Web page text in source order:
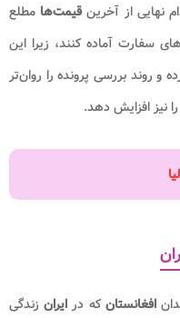
نهایی از آخرینقیمت‌ها مطلع
سفارت آماده کنند، زیرا این
و روند بررسی پرونده را روان‌تر
نیز افزایش دهد.
افغانستانکه در ایران زندگی